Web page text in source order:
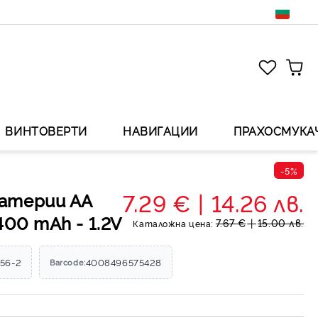
ВИНТОВЕРТИ НАВИГАЦИИ
АА
mAh - 1.2V
-5%
7.29 € 14.26 лв.
Каталожна цена: 7.67 € 15.00 лв.
2 Barcode:4008496575428